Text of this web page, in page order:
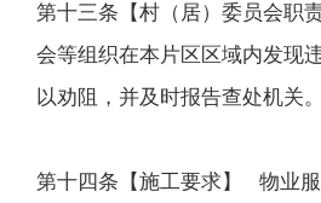
第十三条【村（居）委员会职
会等组织在本片区区域内发现
以劝阻，并及时报告查处机关。
第十四条【施工要求】 物业